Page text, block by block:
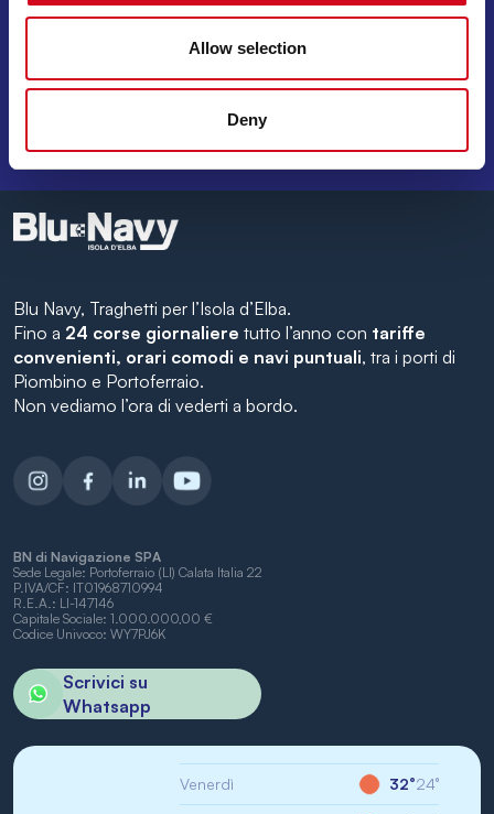
Allow selection
Deny
SOGNO E CONSIGLI DI VIAGGIO!
Blu Navy, Traghetti per l’Isola d’Elba.
Fino a 24 corse giornaliere tutto l’anno con tariffe
convenienti, orari comodi e navi puntuali, tra i porti di
Piombino e Portoferraio.
Non vediamo l’ora di vederti a bordo.
BN di Navigazione SPA
Sede Legale: Portoferraio (LI) Calata Italia 22
P.IVA/CF: IT01968710994
R.E.A.: LI-147146
Capitale Sociale: 1.000.000,00 €
Codice Univoco: WY7PJ6K
Scrivici su
Whatsapp
Venerdì 32°24°